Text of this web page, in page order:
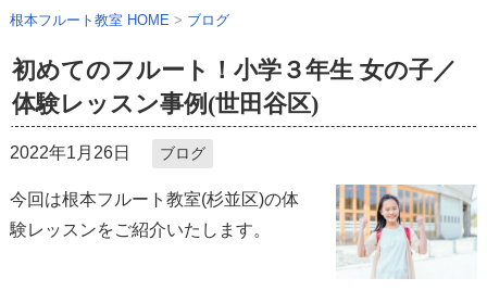
根本フルート教室 HOME ブログ
初めてのフルート！小学３年生 女の子／
体験レッスン事例(世田谷区)
2022年1月26日 ブログ
今回は根本フルート教室(杉並区)の体
験レッスンをご紹介いたします。